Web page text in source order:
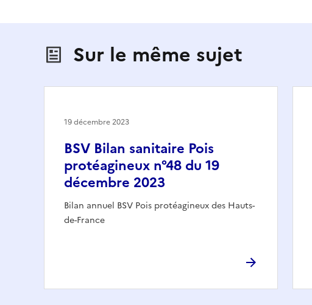
Sur le même sujet
BSV Bilan sanitaire Pois
protéagineux n°48 du 19
décembre 2023
Bilan annuel BSV Pois protéagineux des Hauts-
de-France
19 décembre 2023